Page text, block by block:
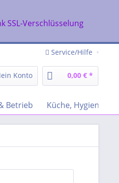
SSL-Verschlüsselung
Service/Hilfe
Konto 0,00 € *
Betrieb Küche, Hygiene &